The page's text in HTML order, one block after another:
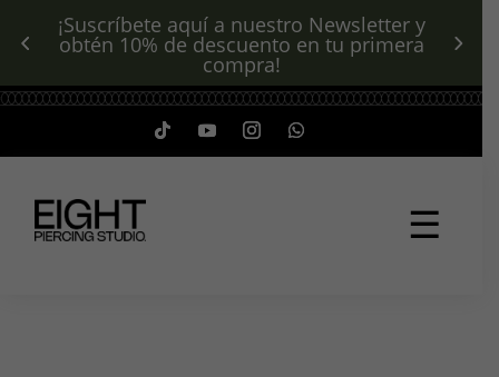
¡Suscríbete aquí a nuestro Newsletter y
obtén 10% de descuento en tu primera
compra!
☰